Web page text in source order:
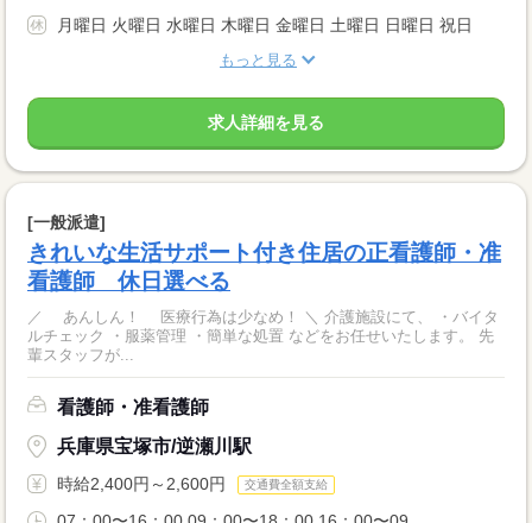
月曜日 火曜日 水曜日 木曜日 金曜日 土曜日 日曜日 祝日
もっと見る
求人詳細を見る
[一般派遣]
きれいな生活サポート付き住居の正看護師・准
看護師 休日選べる
／ あんしん！ 医療行為は少なめ！ ＼ 介護施設にて、 ・バイタ
ルチェック ・服薬管理 ・簡単な処置 などをお任せいたします。 先
輩スタッフが...
看護師・准看護師
兵庫県宝塚市/逆瀬川駅
時給2,400円～2,600円 交通費全額支給